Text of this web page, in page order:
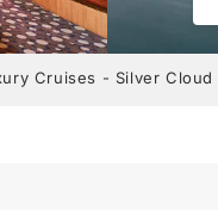
Cruises - Silver Cloud